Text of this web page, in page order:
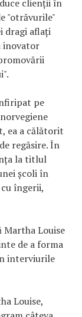
clienții în
"otrăvurile"
dragi aflați
inovator
pe
ea a călătorit
regăsire. În
la titlul
școli în
îngerii,
Louise
de a forma
interviurile
Louise,